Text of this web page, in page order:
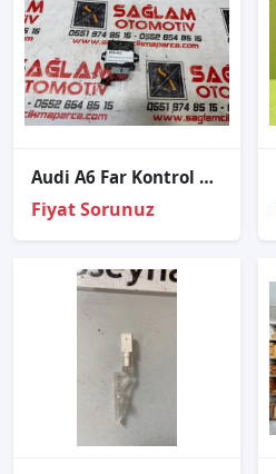
Audi A6 Far Kontrol Beyni 8P0907357F 5LA008379-01
Fiyat Sorunuz